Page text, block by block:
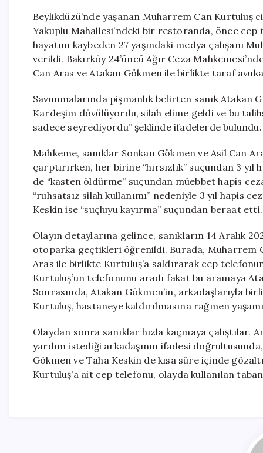
Beylikdüzü’nde yaşanan Muharrem Can Kurtuluş
Yakuplu Mahallesi’ndeki bir restoranda, önce cep
hayatını kaybeden 27 yaşındaki medya çalışanı
verildi. Bakırköy 24’üncü Ağır Ceza
Can Aras ve Atakan Gökmen ile birlikte taraf
Savunmalarında pişmanlık belirten sanık Atakan
Kardeşim dövülüyordu, silah elime geldi ve bu
sadece seyrediyordu” şeklinde ifadelerde
Mahkeme, sanıklar Sonkan Gökmen ve Asil Can
çarptırırken, her birine “hırsızlık” suçundan 3
de “kasten öldürme” suçundan müebbet hapis
“ruhsatsız silah kullanımı” nedeniyle 3 yıl hapis
Keskin ise “suçluyu kayırma” suçundan beraat etti.
Olayın detaylarına gelince, sanıkların 14 Aralık
otoparka geçtikleri öğrenildi. Burada, Muharrem
Aras ile birlikte Kurtuluş’a saldırarak cep
Kurtuluş’un telefonunu aradı fakat bu aramaya
Sonrasında, Atakan Gökmen’in, arkadaşlarıyla
Kurtuluş, hastaneye kaldırılmasına rağmen
Olaydan sonra sanıklar hızla kaçmaya çalıştılar.
yardım istediği arkadaşının ifadesi
Gökmen ve Taha Keskin de kısa süre içinde
Kurtuluş’a ait cep telefonu, olayda kullanılan